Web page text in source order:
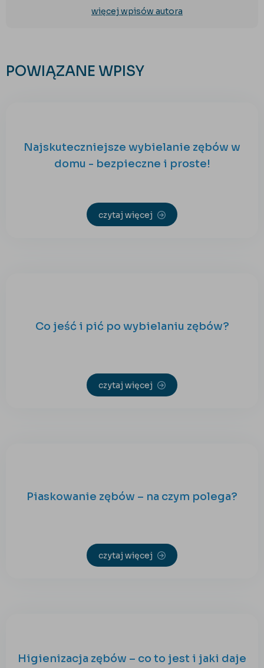
więcej wpisów autora
POWIĄZANE WPISY
Najskuteczniejsze wybielanie zębów w
domu - bezpieczne i proste!
czytaj więcej
Co jeść i pić po wybielaniu zębów?
czytaj więcej
Piaskowanie zębów – na czym polega?
czytaj więcej
Higienizacja zębów – co to jest i jaki daje